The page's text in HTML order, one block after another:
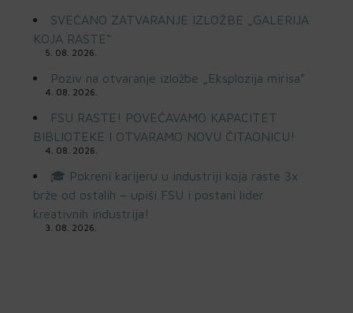
SVEČANO ZATVARANJE IZLOŽBE „GALERIJA
KOJA RASTE“
5. 08. 2026.
Poziv na otvaranje izložbe „Eksplozija mirisa”
4. 08. 2026.
FSU RASTE! POVEĆAVAMO KAPACITET
BIBLIOTEKE I OTVARAMO NOVU ČITAONICU!
4. 08. 2026.
🎓 Pokreni karijeru u industriji koja raste 3x
brže od ostalih – upiši FSU i postani lider
kreativnih industrija!
3. 08. 2026.